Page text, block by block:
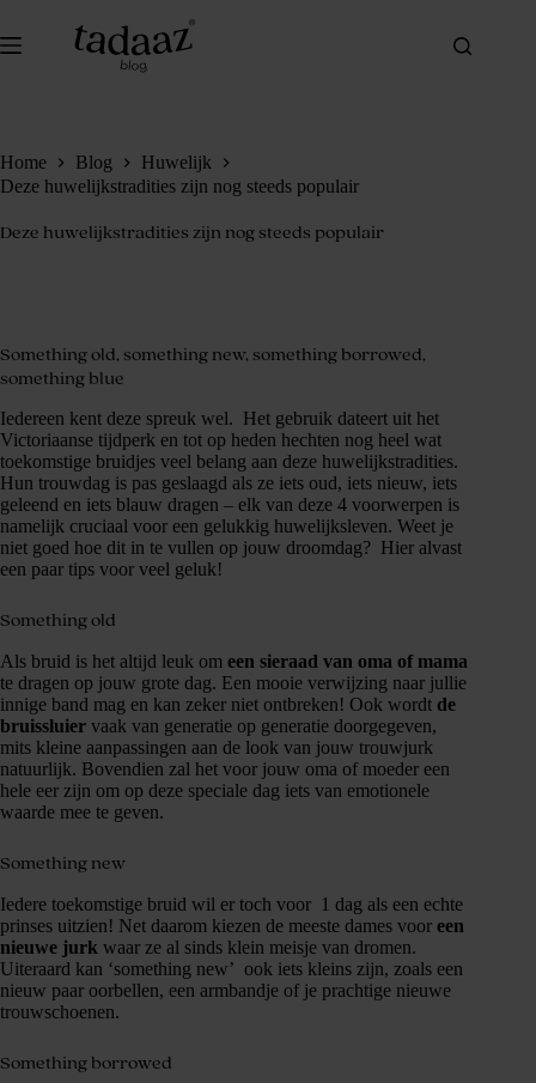
de
Home Blog
Huwelijk
Deze huwelijkstradities zijn nog steeds populair
Deze huwelijkstradities zijn nog steeds populair
Something old, something new, something borrowed,
something blue
Iedereen kent deze spreuk wel. Het gebruik dateert uit het
Victoriaanse tijdperk en tot op heden hechten nog heel wat
toekomstige bruidjes veel belang aan deze huwelijkstradities.
Hun trouwdag is pas geslaagd als ze iets oud, iets nieuw, iets
geleend en iets blauw dragen – elk van deze 4 voorwerpen is
namelijk cruciaal voor een gelukkig huwelijksleven. Weet je
niet goed hoe dit in te vullen op jouw droomdag? Hier alvast
een paar tips voor veel geluk!
Something old
Als bruid is het altijd leuk om een sieraad van oma of mama
te dragen op jouw grote dag. Een mooie verwijzing naar jullie
innige band mag en kan zeker niet ontbreken! Ook wordt de
bruissluier vaak van generatie op generatie doorgegeven,
mits kleine aanpassingen aan de look van jouw trouwjurk
natuurlijk. Bovendien zal het voor jouw oma of moeder een
hele eer zijn om op deze speciale dag iets van emotionele
waarde mee te geven.
Something new
Iedere toekomstige bruid wil er toch voor 1 dag als een echte
prinses uitzien! Net daarom kiezen de meeste dames voor een
nieuwe jurk waar ze al sinds klein meisje van dromen.
Uiteraard kan ‘something new’ ook iets kleins zijn, zoals een
nieuw paar oorbellen, een armbandje of je prachtige nieuwe
trouwschoenen.
Something borrowed